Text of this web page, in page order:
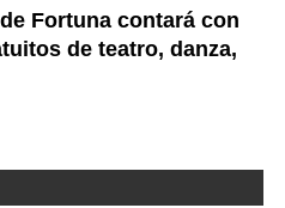
Fortuna contará con
de teatro, danza,